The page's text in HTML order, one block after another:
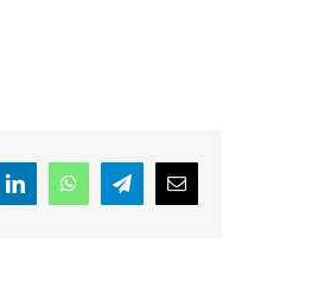
LinkedInWhatsAppTelegramCorreo
electrónico